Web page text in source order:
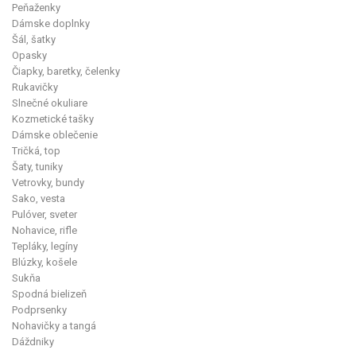
Peňaženky
Dámske doplnky
Šál, šatky
Opasky
Čiapky, baretky, čelenky
Rukavičky
Slnečné okuliare
Kozmetické tašky
Dámske oblečenie
Tričká, top
Šaty, tuniky
Vetrovky, bundy
Sako, vesta
Pulóver, sveter
Nohavice, rifle
Tepláky, legíny
Blúzky, košele
Sukňa
Spodná bielizeň
Podprsenky
Nohavičky a tangá
Dáždniky